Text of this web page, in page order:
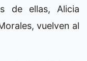
de ellas, Alicia
vuelven al